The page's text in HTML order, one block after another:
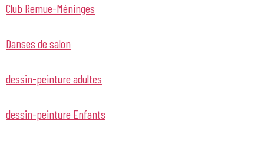
Club Remue-Méninges
Danses de salon
dessin-peinture adultes
dessin-peinture Enfants